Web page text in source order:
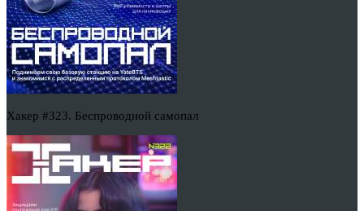
Хакер #323. Беспроводной самопал